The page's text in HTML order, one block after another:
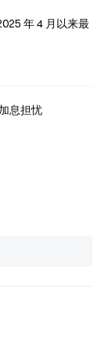
年 4 月以来最
息担忧